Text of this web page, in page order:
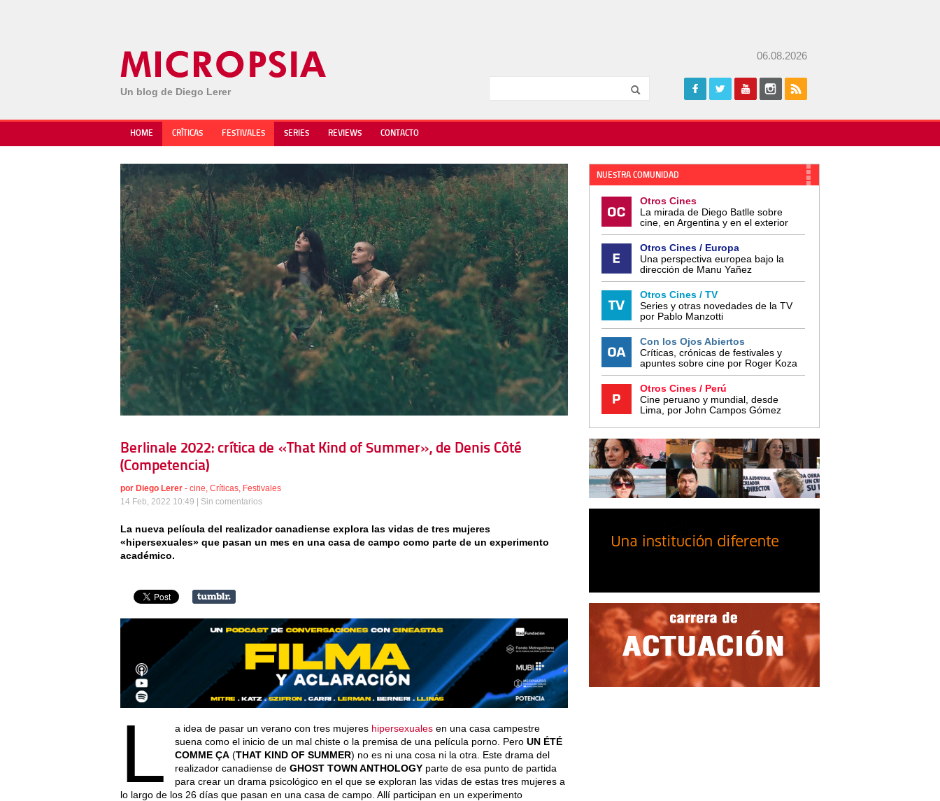
Un blog de Diego Lerer
06.08.2026
HOME CRÍTICAS FESTIVALES SERIES REVIEWS CONTACTO
Berlinale 2022: crítica de «That Kind of Summer», de Denis Côté
(Competencia)
por Diego Lerer - cine, Críticas, Festivales
14 Feb, 2022 10:49 | Sin comentarios
La nueva película del realizador canadiense explora las vidas de tres mujeres
«hipersexuales» que pasan un mes en una casa de campo como parte de un experimento
académico.
L a idea de pasar un verano con tres mujeres hipersexualesen una casa campestre
suena como el inicio de un mal chiste o la premisa de una película porno. Pero UN ÉTÉ
COMME ÇA(THAT KIND OF SUMMER) no es ni una cosa ni la otra. Este drama del
realizador canadiense de GHOST TOWN ANTHOLOGYparte de esa punto de partida
para crear un drama psicológico en el que se exploran las vidas de estas tres mujeres a
lo largo de los 26 días que pasan en una casa de campo. Allí participan en un experimento
NUESTRA COMUNIDAD
Otros Cines
La mirada de Diego Batlle sobre
cine, en Argentina y en el exterior
Otros Cines / Europa
Una perspectiva europea bajo la
dirección de Manu Yañez
Otros Cines / TV
Series y otras novedades de la TV
por Pablo Manzotti
Con los Ojos Abiertos
Críticas, crónicas de festivales y
apuntes sobre cine por Roger Koza
Otros Cines / Perú
Cine peruano y mundial, desde
Lima, por John Campos Gómez